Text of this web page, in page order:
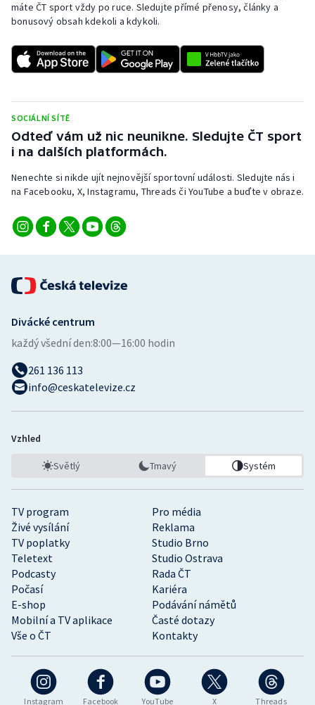
Short track
Sportovní střelba
Triatlon
Veslování
Vodní slalom
Volejbal
Ostatní
máte ČT sport vždy po ruce. Sledujte přímé přenosy, články a
bonusový obsah kdekoli a kdykoli.
SOCIÁLNÍ SÍTĚ
Odteď vám už nic neunikne. Sledujte ČT sport
i na dalších platformách.
Nenechte si nikde ujít nejnovější sportovní události. Sledujte nás i
na Facebooku, X, Instagramu, Threads či YouTube a buďte v obraze.
Instagram Facebook YouTube X Threads
TV program
Pro média
Živé vysílání
Reklama
TV poplatky
Studio Brno
Teletext
Studio Ostrava
Podcasty
Rada ČT
Počasí
Kariéra
E-shop
Podávání námětů
Mobilní a TV aplikace
Časté dotazy
Vše o ČT
Kontakty
Divácké centrum
každý všední den:8:00—16:00 hodin
261 136 113
info@ceskatelevize.cz
Vzhled
Světlý Tmavý Systém